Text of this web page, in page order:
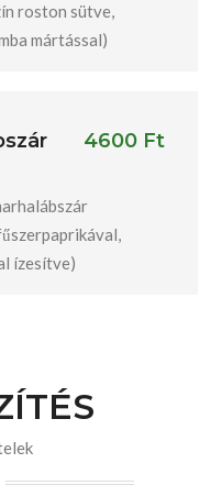
roston sütve,
mártással)
4600 Ft
ízesítve)